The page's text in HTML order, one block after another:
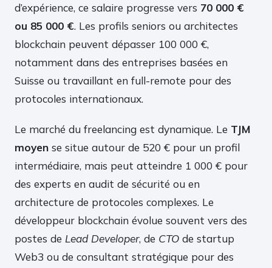
d’expérience, ce salaire progresse vers 70 000 €
ou 85 000 €. Les profils seniors ou architectes
blockchain peuvent dépasser 100 000 €,
notamment dans des entreprises basées en
Suisse ou travaillant en full-remote pour des
protocoles internationaux.
Le marché du freelancing est dynamique. Le TJM
moyen se situe autour de 520 € pour un profil
intermédiaire, mais peut atteindre 1 000 € pour
des experts en audit de sécurité ou en
architecture de protocoles complexes. Le
développeur blockchain évolue souvent vers des
postes de Lead Developer, de CTO de startup
Web3 ou de consultant stratégique pour des